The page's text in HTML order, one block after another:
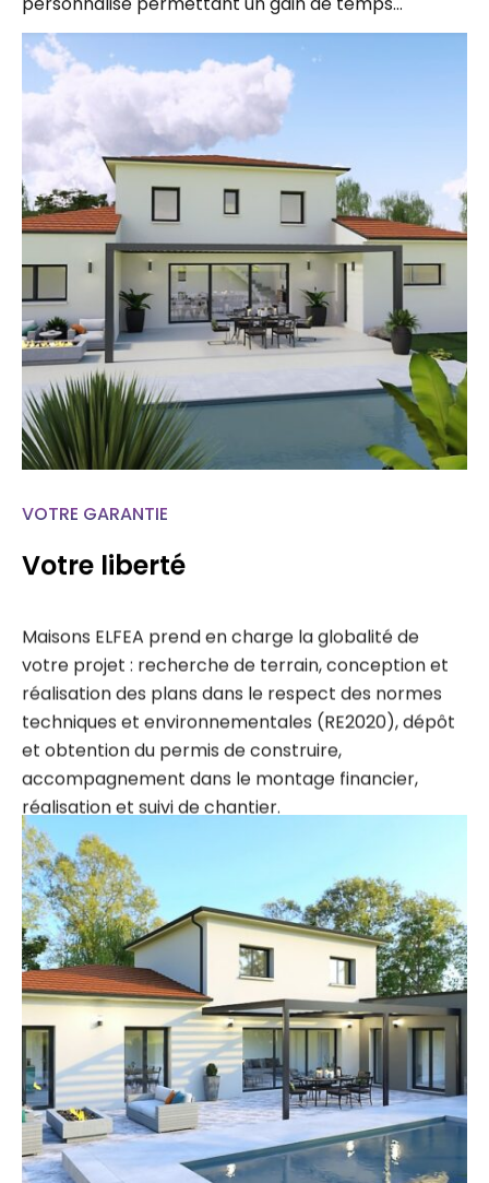
VOTRE GARANTIE
Votre liberté
votre projet : recherche de terrain, conception et
réalisation des plans dans le respect des normes
techniques et environnementales (RE2020), dépôt
et obtention du permis de construire,
accompagnement dans le montage financier,
réalisation et suivi de chantier.